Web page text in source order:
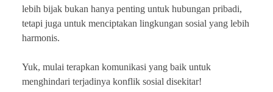
lebih bijak bukan hanya penting untuk hubungan pribadi,
tetapi juga untuk menciptakan lingkungan sosial yang lebih
harmonis.
Yuk, mulai terapkan komunikasi yang baik untuk
menghindari terjadinya konflik sosial disekitar!